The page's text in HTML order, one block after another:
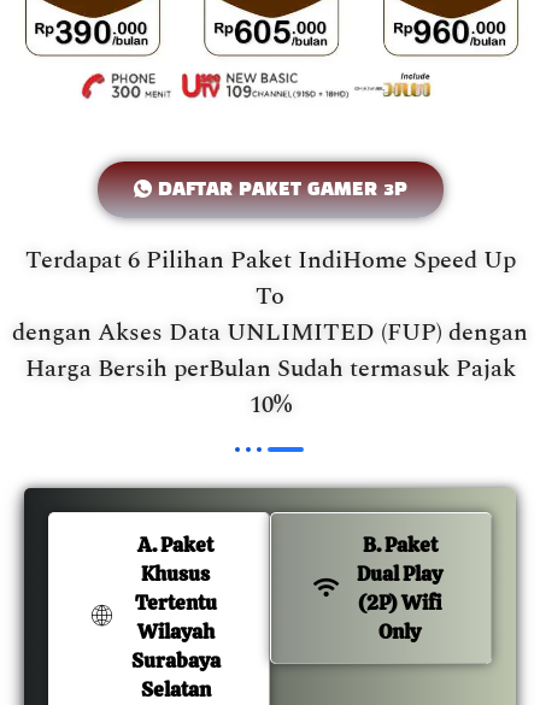
DAFTAR PAKET GAMER 3P
Terdapat 6 Pilihan Paket IndiHome Speed Up
To
dengan Akses Data UNLIMITED (FUP) dengan
Harga Bersih perBulan Sudah termasuk Pajak
10%
A. Paket
Khusus
Tertentu
Wilayah
Surabaya
Selatan
B. Paket
Dual Play
(2P) Wifi
Only